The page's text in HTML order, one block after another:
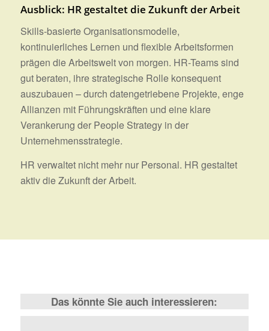
Ausblick: HR gestaltet die Zukunft der Arbeit
Skills-basierte Organisationsmodelle,
kontinuierliches Lernen und flexible Arbeitsformen
prägen die Arbeitswelt von morgen. HR-Teams sind
gut beraten, ihre strategische Rolle konsequent
auszubauen – durch datengetriebene Projekte, enge
Allianzen mit Führungskräften und eine klare
Verankerung der People Strategy in der
Unternehmensstrategie.
HR verwaltet nicht mehr nur Personal. HR gestaltet
aktiv die Zukunft der Arbeit.
Das könnte Sie auch interessieren: